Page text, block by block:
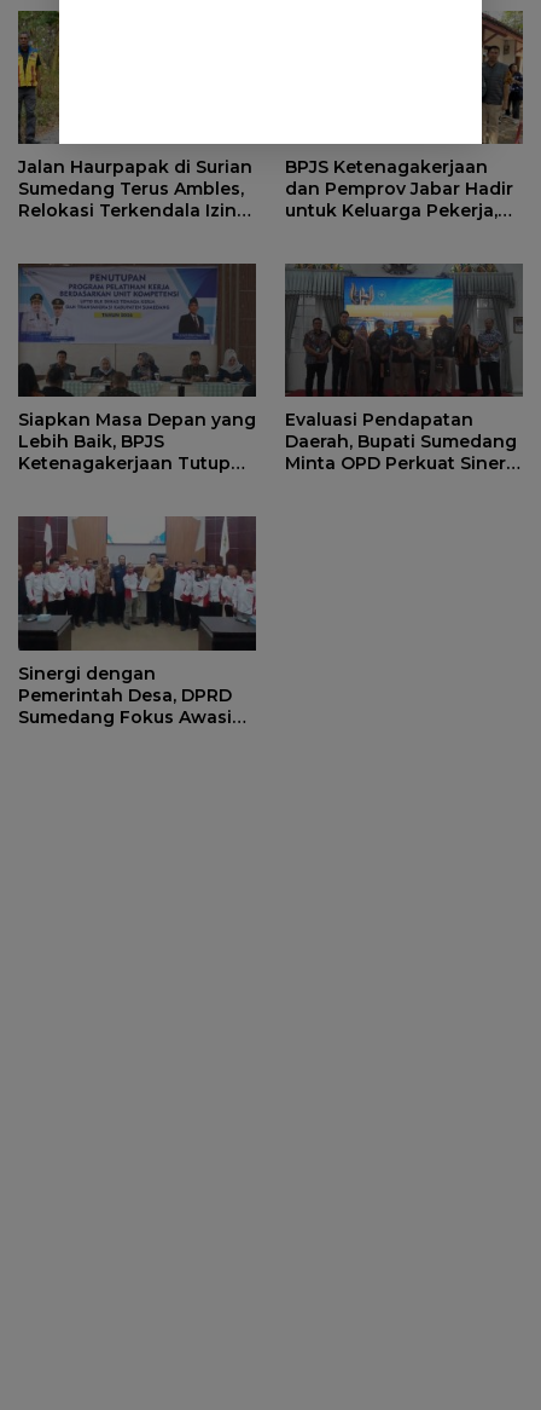
Jalan Haurpapak di Surian
Sumedang Terus Ambles,
Relokasi Terkendala Izin
BPJS Ketenagakerjaan
dan Pemprov Jabar Hadir
untuk Keluarga Pekerja,
Siapkan Masa Depan yang
Lebih Baik, BPJS
Ketenagakerjaan Tutup
Evaluasi Pendapatan
Daerah, Bupati Sumedang
Minta OPD Perkuat Sinergi
Sinergi dengan
Pemerintah Desa, DPRD
Sumedang Fokus Awasi